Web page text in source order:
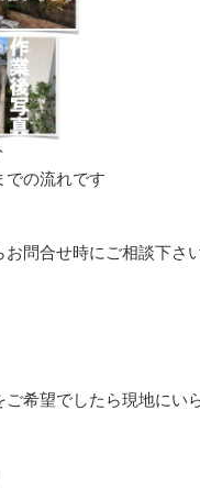
での流れです
問合せ時にご相談下さ
希望でしたら現地にい